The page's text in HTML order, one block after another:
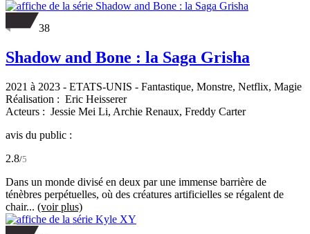
38
Shadow and Bone : la Saga Grisha
2021 à 2023 - ETATS-UNIS - Fantastique, Monstre, Netflix, Magie
Réalisation : Eric Heisserer
Acteurs : Jessie Mei Li, Archie Renaux, Freddy Carter
avis du public :
2.8/5
Dans un monde divisé en deux par une immense barrière de
ténèbres perpétuelles, où des créatures artificielles se régalent de
chair... (voir plus)